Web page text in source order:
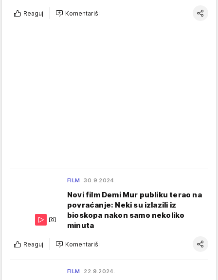
Reaguj Komentariši
FILM 30.9.2024.
Novi film Demi Mur publiku terao na
povraćanje: Neki su izlazili iz
bioskopa nakon samo nekoliko
minuta
Reaguj Komentariši
FILM 22.9.2024.